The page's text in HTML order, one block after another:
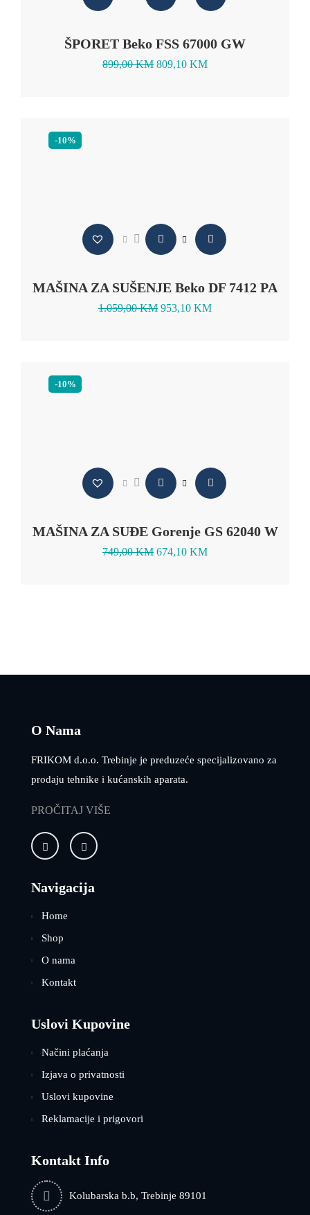
ŠPORET Beko FSS 67000 GW
899,00KM 809,10 KM
-10%
MAŠINA ZA SUŠENJE Beko DF 7412 PA
1.059,00KM 953,10 KM
-10%
MAŠINA ZA SUĐE Gorenje GS 62040 W
749,00KM 674,10 KM
O Nama
FRIKOM d.o.o. Trebinje je preduzeće specijalizovano za
prodaju tehnike i kućanskih aparata.
PROČITAJ VIŠE
Navigacija
Home
Shop
O nama
Kontakt
Uslovi Kupovine
Načini plaćanja
Izjava o privatnosti
Uslovi kupovine
Reklamacije i prigovori
Kontakt Info
Kolubarska b.b, Trebinje 89101